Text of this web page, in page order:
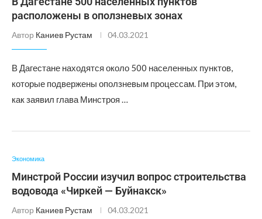
расположены в оползневых зонах
Автор Каниев Рустам 04.03.2021
В Дагестане находятся около 500 населенных пунктов,
которые подвержены оползневым процессам. При этом,
как заявил глава Минстроя …
Экономика
Минстрой России изучил вопрос строительства
водовода «Чиркей — Буйнакск»
Автор Каниев Рустам 04.03.2021